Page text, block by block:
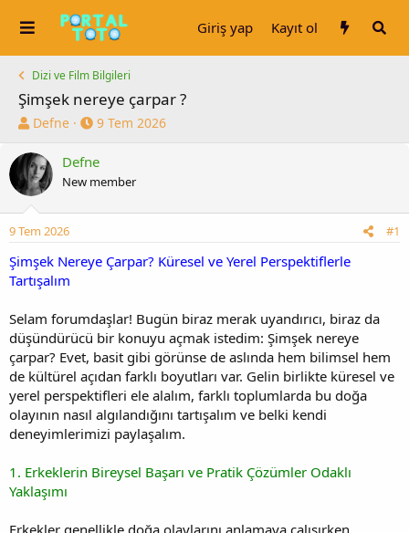
Giriş yap Kayıt ol
Dizi ve Film Bilgileri
Şimşek nereye çarpar ?
K
n
u
y
u
b
ş
l
a
a
n
Defne
B
ş
a
ç
r
i
h
i
9 Tem 2026
Defne
New member
9 Tem 2026 #1
Şimşek Nereye Çarpar? Küresel ve Yerel Perspektiflerle
Tartışalım
Selam forumdaşlar! Bugün biraz merak uyandırıcı, biraz da
düşündürücü bir konuyu açmak istedim: Şimşek nereye
çarpar? Evet, basit gibi görünse de aslında hem bilimsel hem
de kültürel açıdan farklı boyutları var. Gelin birlikte küresel ve
yerel perspektifleri ele alalım, farklı toplumlarda bu doğa
olayının nasıl algılandığını tartışalım ve belki kendi
deneyimlerimizi paylaşalım.
1. Erkeklerin Bireysel Başarı ve Pratik Çözümler Odaklı
Yaklaşımı
Erkekler genellikle doğa olaylarını anlamaya çalışırken